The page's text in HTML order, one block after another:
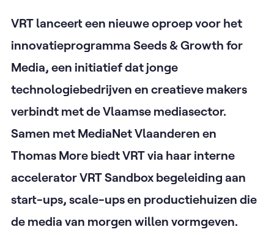
VRT lanceert een nieuwe oproep voor het
innovatieprogramma Seeds & Growth for
Media, een initiatief dat jonge
technologiebedrijven en creatieve makers
verbindt met de Vlaamse mediasector.
Samen met MediaNet Vlaanderen en
Thomas More biedt VRT via haar interne
accelerator VRT Sandbox begeleiding aan
start-ups, scale-ups en productiehuizen die
de media van morgen willen vormgeven.